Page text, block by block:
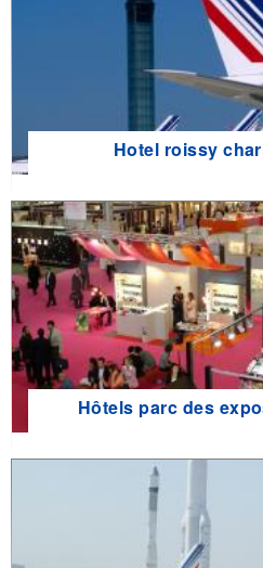
Hotel roissy
Hôtels parc des